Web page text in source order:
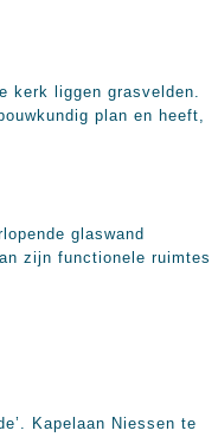
kerk liggen grasvelden.
plan en heeft,
glaswand
zijn functionele ruimtes
Kapelaan Niessen te